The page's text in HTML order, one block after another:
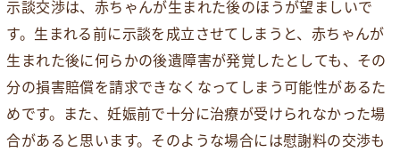
示談交渉は、赤ちゃんが生まれた後のほうが望ましいで
す。生まれる前に示談を成立させてしまうと、赤ちゃんが
生まれた後に何らかの後遺障害が発覚したとしても、その
分の損害賠償を請求できなくなってしまう可能性があるた
めです。また、妊娠前で十分に治療が受けられなかった場
合があると思います。そのような場合には慰謝料の交渉も